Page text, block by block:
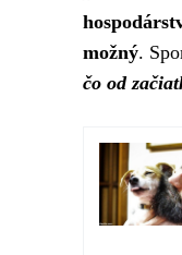
možný.
čo od